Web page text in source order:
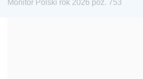
Monitor Polski rok 2026 poz. 753